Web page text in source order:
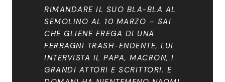
RIMANDARE IL SUO BLA-BLA AL
SEMOLINO AL 10 MARZO – SAI
CHE GLIENE FREGA DI UNA
FERRAGNI TRASH-ENDENTE, LUI
INTERVISTA IL PAPA, MACRON, I
GRANDI ATTORI E SCRITTORI. E